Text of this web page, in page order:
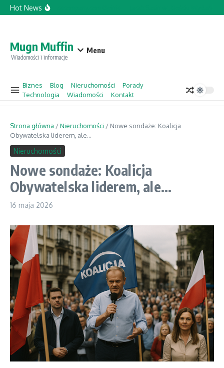
Przejdź do treści
Hot NewsTopforcecompany.com Opinie
Mugn Muffin
Wiadomości i informacje
Menu
Biznes Blog Nieruchomości
Porady
Technologia
Wiadomości Kontakt
Strona główna /Nieruchomości / Nowe sondaże: Koalicja
Obywatelska liderem, ale…
Nieruchomości
Nowe sondaże: Koalicja
Obywatelska liderem, ale…
16 maja 2026